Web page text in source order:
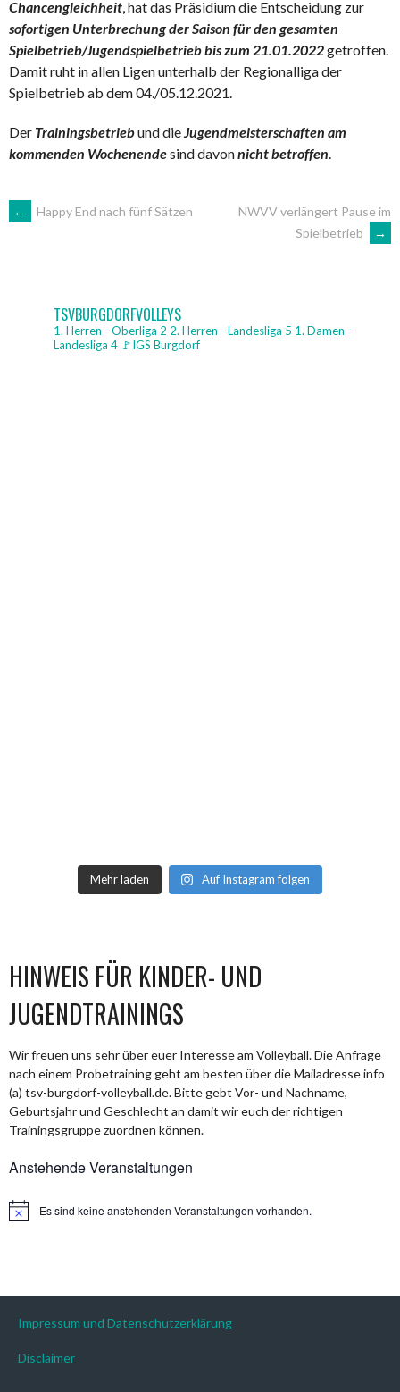
Chancengleichheit, hat das Präsidium die Entscheidung zur
sofortigen Unterbrechung der Saison für den gesamten
Spielbetrieb/Jugendspielbetrieb bis zum 21.01.2022getroffen.
Damit ruht in allen Ligen unterhalb der Regionalliga der
Spielbetrieb ab dem 04./05.12.2021.
Der Trainingsbetriebund dieJugendmeisterschaften am
kommenden Wochenendesind davonnicht betroffen.
ARTIKEL-
← Happy End nach fünf Sätzen
NWVV verlängert Pause im
Spielbetrieb
→
TSVBURGDORFVOLLEYS
1. Herren - Oberliga 2 2. Herren - Landesliga 5 1. Damen -
Landesliga 4 🚩IGS Burgdorf
Mehr laden Auf Instagram folgen
HINWEIS FÜR KINDER- UND
JUGENDTRAININGS
Wir freuen uns sehr über euer Interesse am Volleyball. Die Anfrage
nach einem Probetraining geht am besten über die Mailadresse info
(a) tsv-burgdorf-volleyball.de. Bitte gebt Vor- und Nachname,
Geburtsjahr und Geschlecht an damit wir euch der richtigen
Trainingsgruppe zuordnen können.
Anstehende Veranstaltungen
HinweisEs sind keine anstehenden Veranstaltungen vorhanden.
Impressum und Datenschutzerklärung
Disclaimer